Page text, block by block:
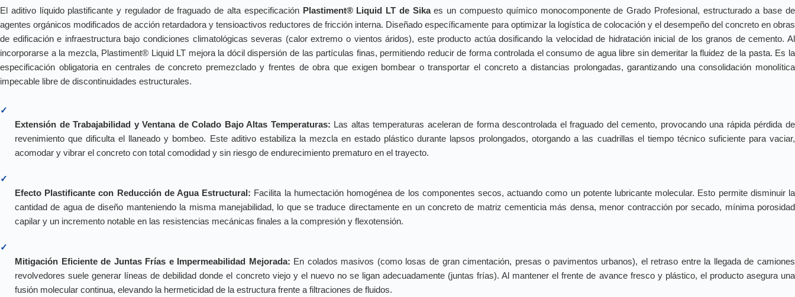
El aditivo líquido plastificante y regulador de fraguado de alta especificación Plastiment® Liquid LT de Sikaes un compuesto químico monocomponente de Grado Profesional, estructurado a base de
agentes orgánicos modificados de acción retardadora y tensioactivos reductores de fricción interna. Diseñado específicamente para optimizar la logística de colocación y el desempeño del concreto en obras
de edificación e infraestructura bajo condiciones climatológicas severas (calor extremo o vientos áridos), este producto actúa dosificando la velocidad de hidratación inicial de los granos de cemento. Al
incorporarse a la mezcla, Plastiment® Liquid LT mejora la dócil dispersión de las partículas finas, permitiendo reducir de forma controlada el consumo de agua libre sin demeritar la fluidez de la pasta. Es la
especificación obligatoria en centrales de concreto premezclado y frentes de obra que exigen bombear o transportar el concreto a distancias prolongadas, garantizando una consolidación monolítica
impecable libre de discontinuidades estructurales.
✓
Extensión de Trabajabilidad y Ventana de Colado Bajo Altas Temperaturas: Las altas temperaturas aceleran de forma descontrolada el fraguado del cemento, provocando una rápida pérdida de
revenimiento que dificulta el llaneado y bombeo. Este aditivo estabiliza la mezcla en estado plástico durante lapsos prolongados, otorgando a las cuadrillas el tiempo técnico suficiente para vaciar,
acomodar y vibrar el concreto con total comodidad y sin riesgo de endurecimiento prematuro en el trayecto.
✓
Efecto Plastificante con Reducción de Agua Estructural: Facilita la humectación homogénea de los componentes secos, actuando como un potente lubricante molecular. Esto permite disminuir la
cantidad de agua de diseño manteniendo la misma manejabilidad, lo que se traduce directamente en un concreto de matriz cementicia más densa, menor contracción por secado, mínima porosidad
capilar y un incremento notable en las resistencias mecánicas finales a la compresión y flexotensión.
✓
Mitigación Eficiente de Juntas Frías e Impermeabilidad Mejorada: En colados masivos (como losas de gran cimentación, presas o pavimentos urbanos), el retraso entre la llegada de camiones
revolvedores suele generar líneas de debilidad donde el concreto viejo y el nuevo no se ligan adecuadamente (juntas frías). Al mantener el frente de avance fresco y plástico, el producto asegura una
fusión molecular continua, elevando la hermeticidad de la estructura frente a filtraciones de fluidos.